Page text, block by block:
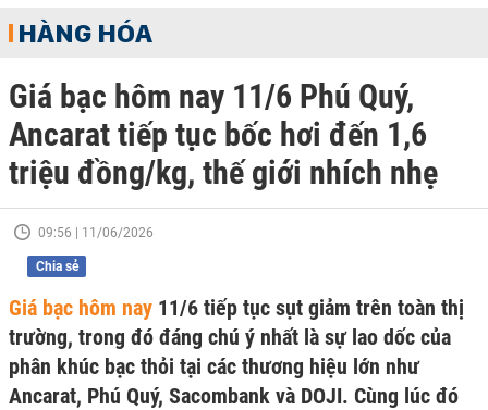
HÀNG HÓA
Giá bạc hôm nay 11/6 Phú Quý,
Ancarat tiếp tục bốc hơi đến 1,6
triệu đồng/kg, thế giới nhích nhẹ
09:56 | 11/06/2026
Chia sẻ
Giá bạc hôm nay 11/6 tiếp tục sụt giảm trên toàn thị
trường, trong đó đáng chú ý nhất là sự lao dốc của
phân khúc bạc thỏi tại các thương hiệu lớn như
Ancarat, Phú Quý, Sacombank và DOJI. Cùng lúc đó